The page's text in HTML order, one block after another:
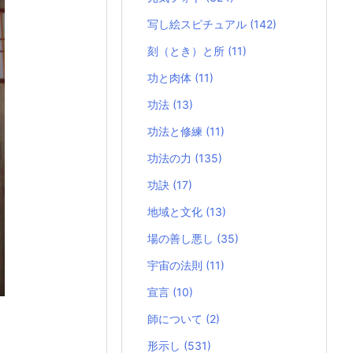
写し絵スピチュアル (142)
刻（とき）と所 (11)
功と肉体 (11)
功法 (13)
功法と修練 (11)
功法の力 (135)
功訣 (17)
地域と文化 (13)
場の善し悪し (35)
宇宙の法則 (11)
宣言 (10)
師について (2)
形示し (531)